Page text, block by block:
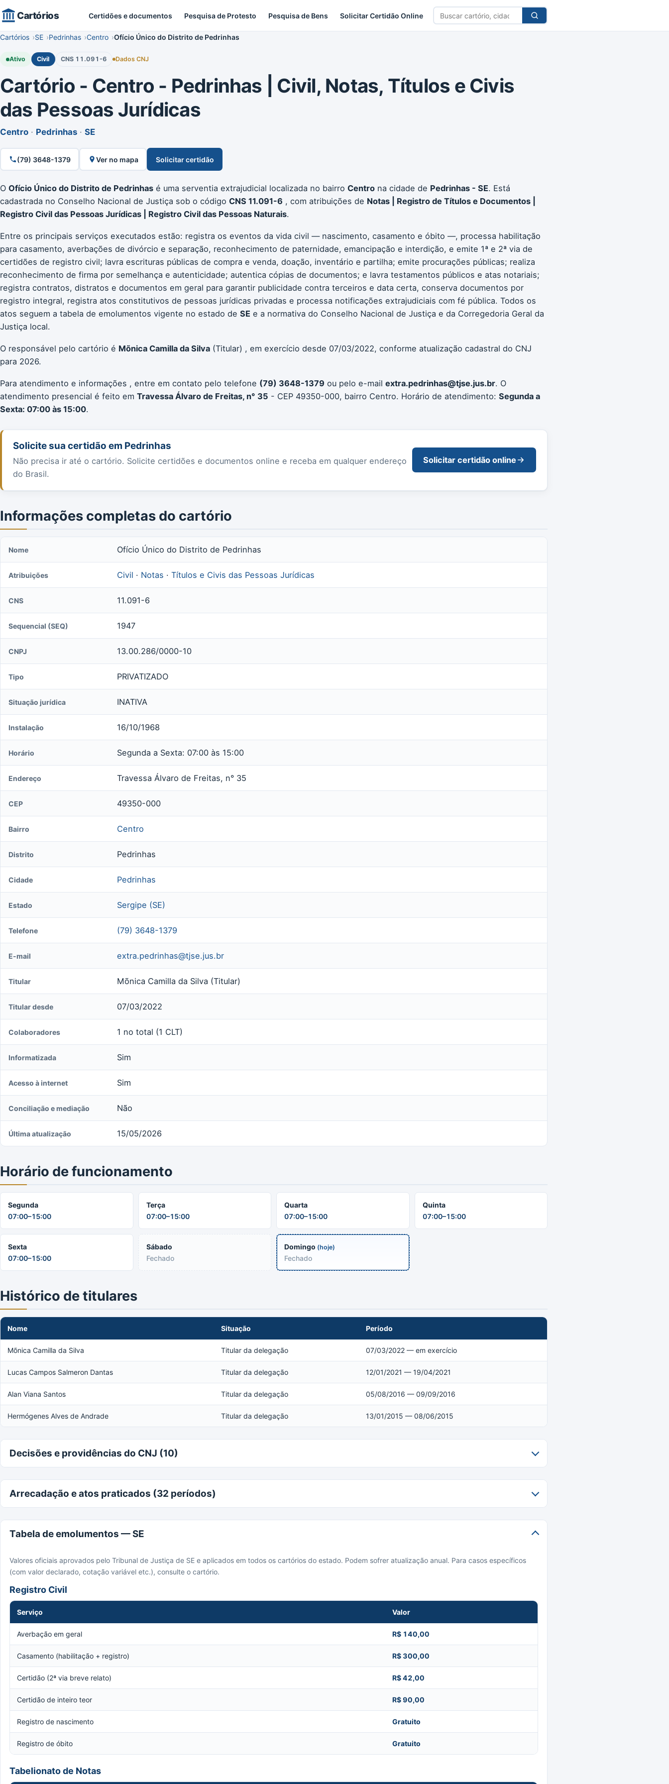
Cartórios Certidões e documentos Pesquisa de Protesto Pesquisa de Bens Solicitar Certidão Online
Buscar
cartório
Cartórios SE Pedrinhas Centro Ofício Único do Distrito de Pedrinhas
Ativo Civil CNS 11.091-6 Dados CNJ
Cartório - Centro - Pedrinhas | Civil, Notas, Títulos e Civis
das Pessoas Jurídicas
Centro · Pedrinhas · SE
(79) 3648-1379 Ver no mapa Solicitar certidão
O Ofício Único do Distrito de Pedrinhas é uma serventia extrajudicial localizada no bairro Centro na cidade de Pedrinhas - SE. Está
cadastrada no Conselho Nacional de Justiça sob o código CNS 11.091-6 , com atribuições de Notas | Registro de Títulos e Documentos |
Registro Civil das Pessoas Jurídicas | Registro Civil das Pessoas Naturais.
Entre os principais serviços executados estão: registra os eventos da vida civil — nascimento, casamento e óbito —, processa habilitação
para casamento, averbações de divórcio e separação, reconhecimento de paternidade, emancipação e interdição, e emite 1ª e 2ª via de
certidões de registro civil; lavra escrituras públicas de compra e venda, doação, inventário e partilha; emite procurações públicas; realiza
reconhecimento de firma por semelhança e autenticidade; autentica cópias de documentos; e lavra testamentos públicos e atas notariais;
registra contratos, distratos e documentos em geral para garantir publicidade contra terceiros e data certa, conserva documentos por
registro integral, registra atos constitutivos de pessoas jurídicas privadas e processa notificações extrajudiciais com fé pública. Todos os
atos seguem a tabela de emolumentos vigente no estado de SE e a normativa do Conselho Nacional de Justiça e da Corregedoria Geral da
Justiça local.
O responsável pelo cartório é Mõnica Camilla da Silva (Titular) , em exercício desde 07/03/2022, conforme atualização cadastral do CNJ
para 2026.
Para atendimento e informações , entre em contato pelo telefone (79) 3648-1379 ou pelo e-mail extra.pedrinhas@tjse.jus.br. O
atendimento presencial é feito em Travessa Álvaro de Freitas, n° 35 - CEP 49350-000, bairro Centro. Horário de atendimento: Segunda a
Sexta: 07:00 às 15:00.
Solicite sua certidão em Pedrinhas
Não precisa ir até o cartório. Solicite certidões e documentos online e receba em qualquer endereço
do Brasil.
Solicitar certidão online
Informações completas do cartório
Nome Ofício Único do Distrito de Pedrinhas
Atribuições Civil · Notas · Títulos e Civis das Pessoas Jurídicas
CNS 11.091-6
Sequencial (SEQ) 1947
CNPJ 13.00.286/0000-10
Tipo PRIVATIZADO
Situação jurídica INATIVA
Instalação 16/10/1968
Horário Segunda a Sexta: 07:00 às 15:00
Endereço Travessa Álvaro de Freitas, n° 35
CEP 49350-000
Bairro Centro
Distrito Pedrinhas
Cidade Pedrinhas
Estado Sergipe (SE)
Telefone (79) 3648-1379
E-mail extra.pedrinhas@tjse.jus.br
Titular Mõnica Camilla da Silva (Titular)
Titular desde 07/03/2022
Colaboradores 1 no total (1 CLT)
Informatizada Sim
Acesso à internet Sim
Conciliação e mediação Não
Última atualização 15/05/2026
Horário de funcionamento
Segunda
07:00–15:00
Terça
07:00–15:00
Quarta
07:00–15:00
Quinta
07:00–15:00
Sexta
07:00–15:00
Sábado
Fechado
Domingo (hoje)
Fechado
Histórico de titulares
Nome Situação Período
Mõnica Camilla da Silva Titular da delegação 07/03/2022 — em exercício
Lucas Campos Salmeron Dantas Titular da delegação 12/01/2021 — 19/04/2021
Alan Viana Santos Titular da delegação 05/08/2016 — 09/09/2016
Hermógenes Alves de Andrade Titular da delegação 13/01/2015 — 08/06/2015
Decisões e providências do CNJ (10)
Arrecadação e atos praticados (32 períodos)
Tabela de emolumentos — SE
Valores oficiais aprovados pelo Tribunal de Justiça de SE e aplicados em todos os cartórios do estado. Podem sofrer atualização anual. Para casos específicos
(com valor declarado, cotação variável etc.), consulte o cartório.
Registro Civil
Serviço Valor
Averbação em geral R$ 140,00
Casamento (habilitação + registro) R$ 300,00
Certidão (2ª via breve relato) R$ 42,00
Certidão de inteiro teor R$ 90,00
Registro de nascimento Gratuito
Registro de óbito Gratuito
Tabelionato de Notas